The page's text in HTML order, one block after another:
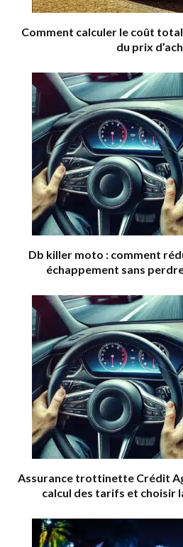
Comment calculer le coût
du prix
Db killer moto : comment
échappement sans
Assurance trottinette Crédit
calcul des tarifs et choisir